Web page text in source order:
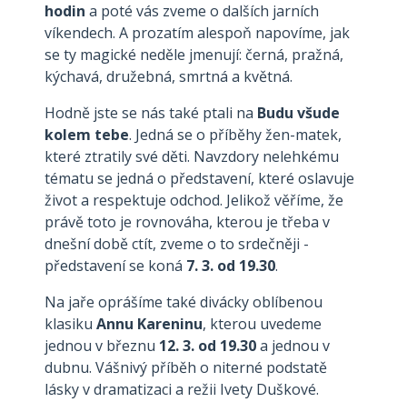
hodina poté vás zveme o dalších jarních
víkendech. A prozatím alespoň napovíme, jak
se ty magické neděle jmenují: černá, pražná,
kýchavá, družebná, smrtná a květná.
Hodně jste se nás také ptali na Budu všude
kolem tebe. Jedná se o příběhy žen-matek,
které ztratily své děti. Navzdory nelehkému
tématu se jedná o představení, které oslavuje
život a respektuje odchod. Jelikož věříme, že
právě toto je rovnováha, kterou je třeba v
dnešní době ctít, zveme o to srdečněji -
představení se koná 7. 3. od 19.30.
Na jaře oprášíme také divácky oblíbenou
klasikuAnnu Kareninu, kterou uvedeme
jednou v březnu 12. 3. od 19.30a jednou v
dubnu. Vášnivý příběh o niterné podstatě
lásky v dramatizaci a režii Ivety Duškové.